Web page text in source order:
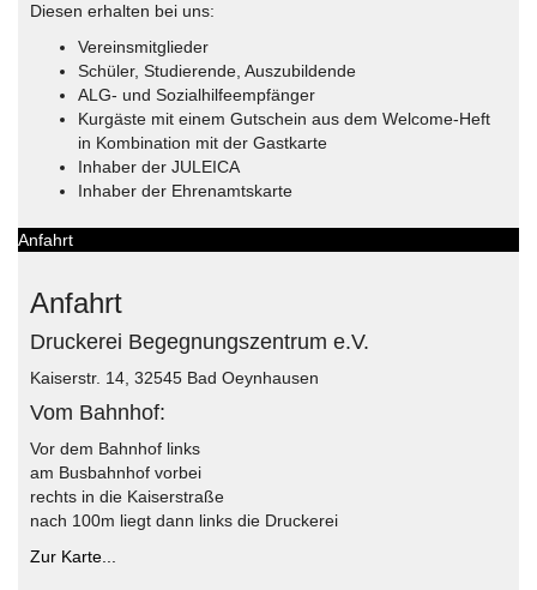
Diesen erhalten bei uns:
Vereinsmitglieder
Schüler, Studierende, Auszubildende
ALG- und Sozialhilfeempfänger
Kurgäste mit einem Gutschein aus dem Welcome-Heft
in Kombination mit der Gastkarte
Inhaber der JULEICA
Inhaber der Ehrenamtskarte
Anfahrt
Anfahrt
Druckerei Begegnungszentrum e.V.
Kaiserstr. 14, 32545 Bad Oeynhausen
Vom Bahnhof:
Vor dem Bahnhof links
am Busbahnhof vorbei
rechts in die Kaiserstraße
nach 100m liegt dann links die Druckerei
Zur Karte...